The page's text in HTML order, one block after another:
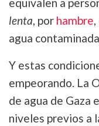
lenta , por hambre
agua
Y estas
empeorando. La
de agua de Gaza
niveles previos a